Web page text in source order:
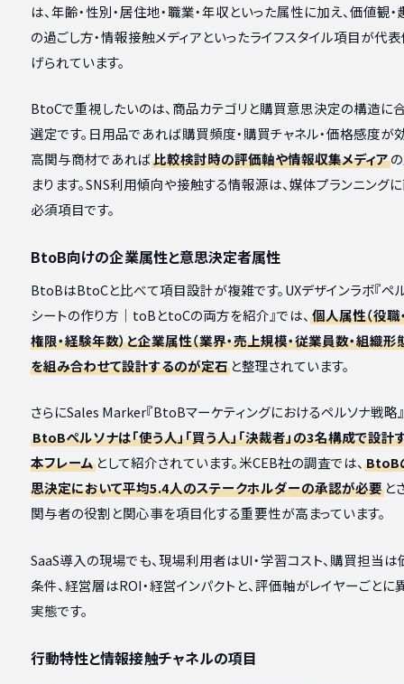
は、年齢・性別・居住地・職業・年収といった属性に加え、価値観
の過ごし方・情報接触メディアといったライフスタイル項目が代
げられています。
BtoCで重視したいのは、商品カテゴリと購買意思決定の構造に
選定です。日用品であれば購買頻度・購買チャネル・価格感度が
高関与商材であれば比較検討時の評価軸や情報収集メディア
まります。SNS利用傾向や接触する情報源は、媒体プランニング
必須項目です。
BtoB向けの企業属性と意思決定者属性
BtoBはBtoCと比べて項目設計が複雑です。UXデザインラボ『ペ
シートの作り方｜toBとtoCの両方を紹介』では、 個人属性（役職
権限・経験年数）と企業属性（業界・売上規模・従業員数・組織形
を組み合わせて設計するのが定石と整理されています。
さらにSales Marker『BtoBマーケティングにおけるペルソナ戦略
BtoBペルソナは「使う人」「買う人」「決裁者」の3名構成で設計
本フレームとして紹介されています。米CEB社の調査では、 BtoB
思決定において平均5.4人のステークホルダーの承認が必要と
関与者の役割と関心事を項目化する重要性が高まっています。
SaaS導入の現場でも、現場利用者はUI・学習コスト、購買担当は
条件、経営層はROI・経営インパクトと、評価軸がレイヤーごとに
実態です。
行動特性と情報接触チャネルの項目